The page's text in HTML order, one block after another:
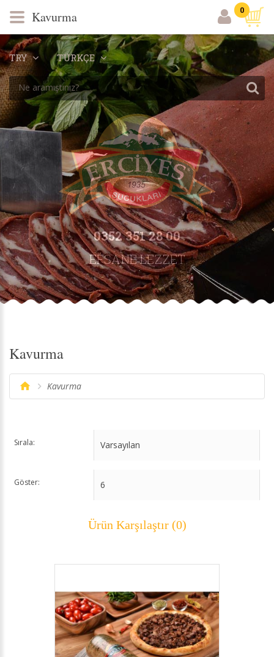
TRY TÜRKÇE
0352 351 28 00
0
EFSANE LEZZET
Kavurma
Kavurma
Sırala:
Göster:
Ürün Karşılaştır (0)
Kavurma